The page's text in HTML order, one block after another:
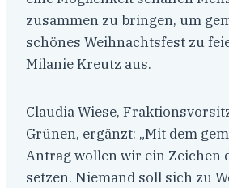
zusammen zu bringen, um
schönes Weihnachtsfest zu
Milanie Kreutz aus.
Claudia Wiese,
Grünen, ergänzt: „Mit dem
Antrag wollen wir ein Zeichen
setzen. Niemand soll sich zu